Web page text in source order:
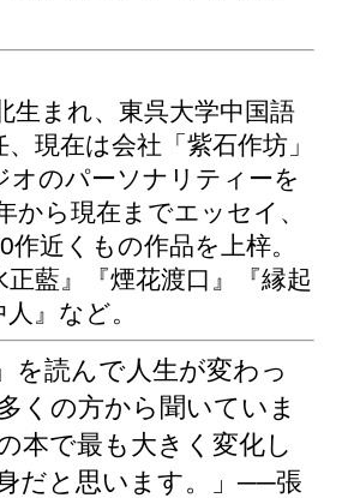
生まれ、東呉大学中国語
現在は会社「紫石作坊」
オのパーソナリティーを
から現在までエッセイ、
作近くもの作品を上梓。
藍』『煙花渡口』『縁起
』など。
を読んで人生が変わっ
くの方から聞いていま
本で最も大きく変化し
だと思います。」──張